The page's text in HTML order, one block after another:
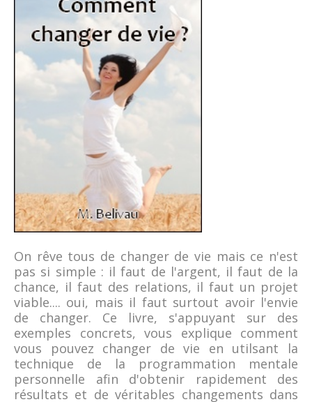
On rêve tous de changer de vie mais ce n'est
pas si simple : il faut de l'argent, il faut de la
chance, il faut des relations, il faut un projet
viable.... oui, mais il faut surtout avoir l'envie
de changer. Ce livre, s'appuyant sur des
exemples concrets, vous explique comment
vous pouvez changer de vie en utilsant la
technique de la programmation mentale
personnelle afin d'obtenir rapidement des
résultats et de véritables changements dans